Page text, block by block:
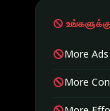
More Ads
More